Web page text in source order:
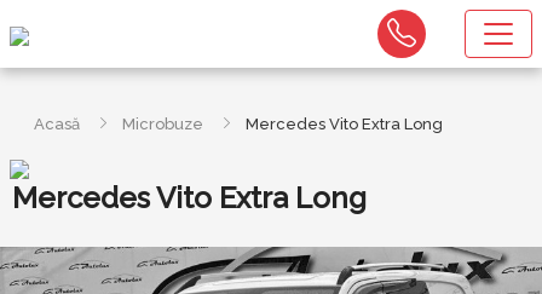
Acasă Microbuze Mercedes Vito Extra Long
Mercedes Vito Extra Long